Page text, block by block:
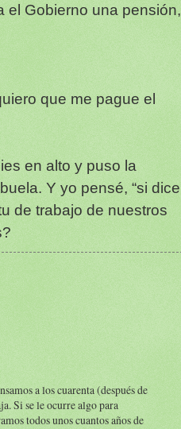
el Gobierno una pensión,
que me pague el
en alto y puso la
Y yo pensé, “si dice
de trabajo de nuestros
a los cuarenta (después de
Si se le ocurre algo para
todos unos cuantos años de